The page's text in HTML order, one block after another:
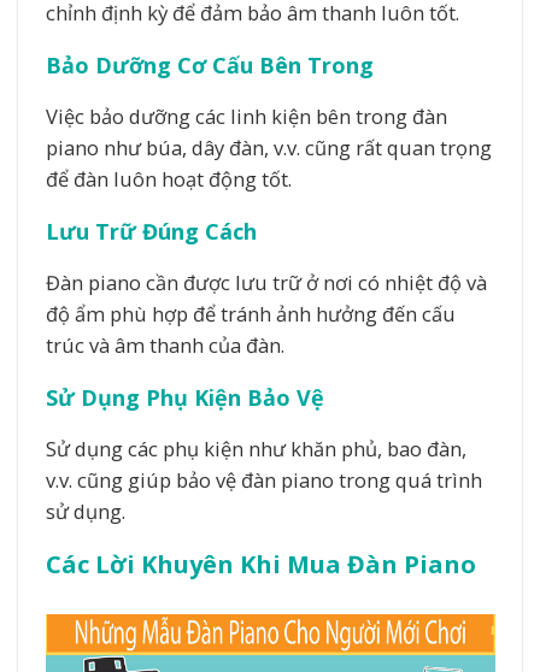
chỉnh định kỳ để đảm bảo âm thanh luôn tốt.
Bảo Dưỡng Cơ Cấu Bên Trong
Việc bảo dưỡng các linh kiện bên trong đàn
piano như búa, dây đàn, v.v. cũng rất quan trọng
để đàn luôn hoạt động tốt.
Lưu Trữ Đúng Cách
Đàn piano cần được lưu trữ ở nơi có nhiệt độ và
độ ẩm phù hợp để tránh ảnh hưởng đến cấu
trúc và âm thanh của đàn.
Sử Dụng Phụ Kiện Bảo Vệ
Sử dụng các phụ kiện như khăn phủ, bao đàn,
v.v. cũng giúp bảo vệ đàn piano trong quá trình
sử dụng.
Các Lời Khuyên Khi Mua Đàn Piano